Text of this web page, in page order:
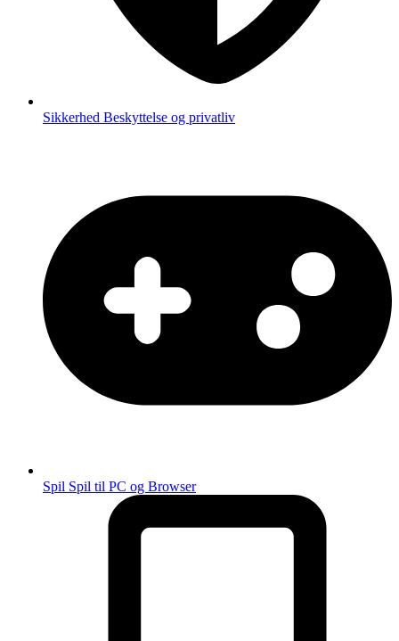
Sikkerhed Beskyttelse og privatliv
Spil Spil til PC og Browser